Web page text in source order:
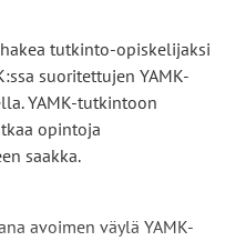
sivustolle
(AMK),
(AMK), päivätoteutus
(AMK), päivätoteutus,
päivätoteutus Linkki
tutkinto-opiskelijaksi
suoritettujen YAMK-
YAMK-tutkintoon
opintoja
saakka.
avoimen väylä YAMK-